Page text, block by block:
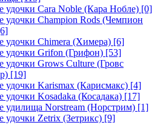
удочки Cara Noble (Кара Нобле) [0]
удочки Champion Rods (Чемпион
удочки Chimera (Химера) [6]
удочки Grifon (Грифон) [53]
удочки Grows Culture (Гровс
[19]
удочки Karismax (Карисмакс) [4]
удочки Kosadaka (Косадака) [17]
удилища Norstream (Норстрим) [1]
удочки Zetrix (Зетрикс) [9]